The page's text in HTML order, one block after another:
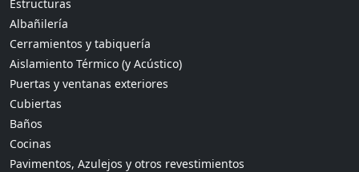
Estructuras
Albañilería
Cerramientos y tabiquería
Aislamiento Térmico (y Acústico)
Puertas y ventanas exteriores
Cubiertas
Baños
Cocinas
Pavimentos, Azulejos y otros revestimientos